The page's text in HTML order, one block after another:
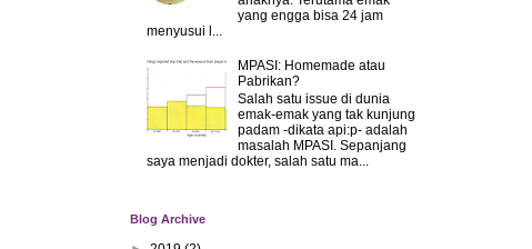
yang engga bisa 24 jam
menyusui l...
MPASI: Homemade atau
Pabrikan?
Salah satu issue di dunia
emak-emak yang tak kunjung
padam -dikata api:p- adalah
masalah MPASI. Sepanjang
saya menjadi dokter, salah satu ma...
Blog Archive